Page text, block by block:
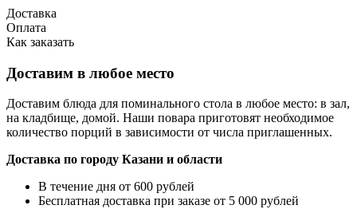
Доставка
Оплата
Как заказать
Доставим в любое место
Доставим блюда для поминального стола в любое место: в зал,
на кладбище, домой. Наши повара приготовят необходимое
количество порций в зависимости от числа приглашенных.
Доставка по городу Казани и области
В течение дня от 600 рублей
Бесплатная доставка при заказе от 5 000 рублей